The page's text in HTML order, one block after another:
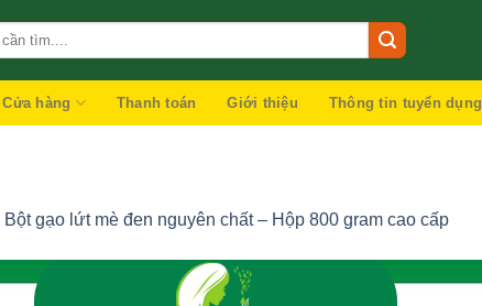
Cửa hàng Thanh toán Giới thiệu Thông tin tuyển dụng
Bột gạo lứt mè đen nguyên chất – Hộp 800 gram cao cấp